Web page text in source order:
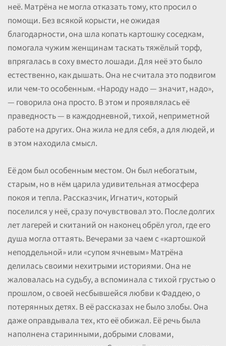
неё. Матрёна не могла отказать тому, кто просил о
помощи. Без всякой корысти, не ожидая
благодарности, она шла копать картошку соседкам,
помогала чужим женщинам таскать тяжёлый торф,
впрягалась в соху вместо лошади. Для неё это было
естественно, как дышать. Она не считала это подвигом
или чем-то особенным. «Народу надо — значит, надо»,
— говорила она просто. В этом и проявлялась её
праведность — в каждодневной, тихой, неприметной
работе на других. Она жила не для себя, а для людей, и
в этом находила смысл.
Её дом был особенным местом. Он был небогатым,
старым, но в нём царила удивительная атмосфера
покоя и тепла. Рассказчик, Игнатич, который
поселился у неё, сразу почувствовал это. После долгих
лет лагерей и скитаний он наконец обрёл угол, где его
душа могла оттаять. Вечерами за чаем с «картошкой
неподдельной» или «супом ячневым» Матрёна
делилась своими нехитрыми историями. Она не
жаловалась на судьбу, а вспоминала с тихой грустью о
прошлом, о своей несбывшейся любви к Фаддею, о
потерянных детях. В её рассказах не было злобы. Она
даже оправдывала тех, кто её обижал. Её речь была
наполнена старинными, добрыми словами,